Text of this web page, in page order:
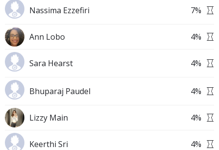
Nassima Ezzefiri 7%
Ann Lobo 4%
Sara Hearst 4%
Bhuparaj Paudel 4%
Lizzy Main 4%
Keerthi Sri 4%